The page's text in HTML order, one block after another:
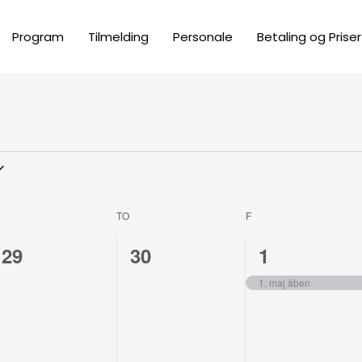
Program Tilmelding Personale Betaling og Priser
TO F
0
29
0
begivenheder,
30
1
1
1. maj åben